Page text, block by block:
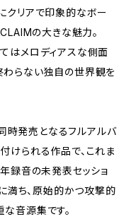
クリアで印象的なボー
の大きな魅力。
はメロディアスな側面
わらない独自の世界観を
時発売となるフルアルバ
けられる作品で、これま
録音の未発表セッショ
満ち、原始的かつ攻撃的
音源集です。